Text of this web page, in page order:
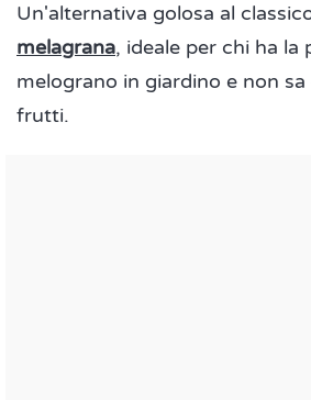
Un'alternativa golosa al
melagrana, ideale per chi ha la
melograno in giardino e non
frutti.